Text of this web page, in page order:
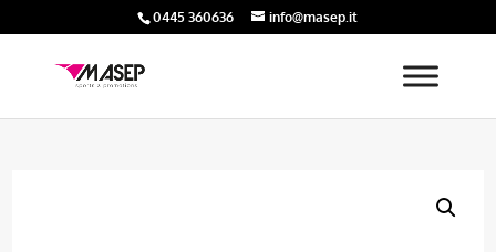
0445 360636 info@masep.it